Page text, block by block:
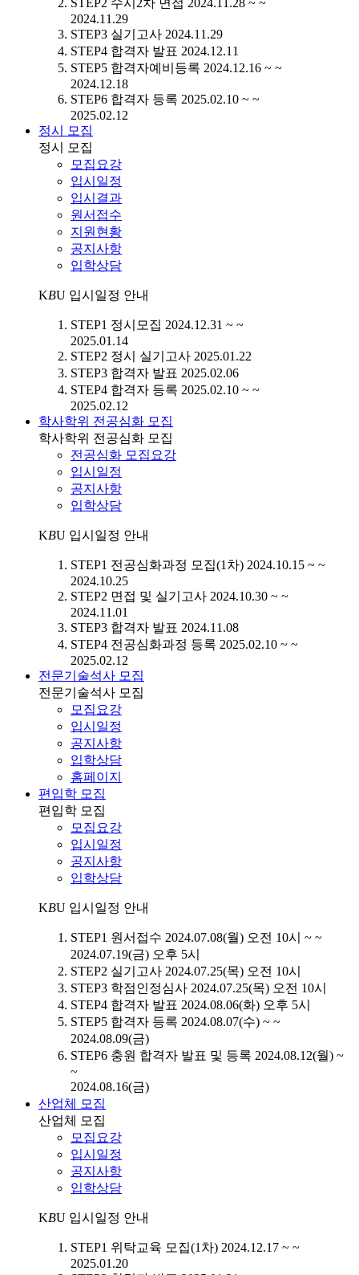
2024.11.29
STEP3 실기고사 2024.11.29
STEP4 합격자 발표 2024.12.11
STEP5 합격자예비등록 2024.12.16 ~ ~
2024.12.18
STEP6 합격자 등록 2025.02.10 ~ ~
2025.02.12
정시 모집
정시 모집
모집요강
입시일정
입시결과
원서접수
지원현황
공지사항
입학상담
KBU 입시일정 안내
STEP1 정시모집 2024.12.31 ~ ~
2025.01.14
STEP2 정시 실기고사 2025.01.22
STEP3 합격자 발표 2025.02.06
STEP4 합격자 등록 2025.02.10 ~ ~
2025.02.12
학사학위 전공심화 모집
학사학위 전공심화 모집
전공심화 모집요강
입시일정
공지사항
입학상담
KBU 입시일정 안내
STEP1 전공심화과정 모집(1차) 2024.10.15 ~ ~
2024.10.25
STEP2 면접 및 실기고사 2024.10.30 ~ ~
2024.11.01
STEP3 합격자 발표 2024.11.08
STEP4 전공심화과정 등록 2025.02.10 ~ ~
2025.02.12
전문기술석사 모집
전문기술석사 모집
모집요강
입시일정
공지사항
입학상담
홈페이지
편입학 모집
편입학 모집
모집요강
입시일정
공지사항
입학상담
KBU 입시일정 안내
STEP1 원서접수 2024.07.08(월) 오전 10시 ~ ~
2024.07.19(금) 오후 5시
STEP2 실기고사 2024.07.25(목) 오전 10시
STEP3 학점인정심사 2024.07.25(목) 오전 10시
STEP4 합격자 발표 2024.08.06(화) 오후 5시
STEP5 합격자 등록 2024.08.07(수) ~ ~
2024.08.09(금)
STEP6 충원 합격자 발표 및 등록 2024.08.12(월) ~
~
2024.08.16(금)
산업체 모집
산업체 모집
모집요강
입시일정
공지사항
입학상담
KBU 입시일정 안내
STEP1 위탁교육 모집(1차) 2024.12.17 ~ ~
2025.01.20